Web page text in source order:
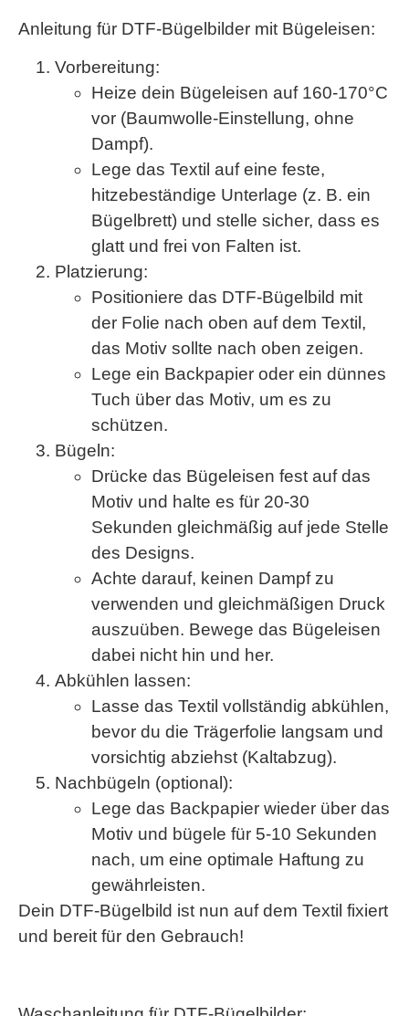
Anleitung für DTF-Bügelbilder mit Bügeleisen:
Vorbereitung:
Heize dein Bügeleisen auf 160-170°C
vor (Baumwolle-Einstellung, ohne
Dampf).
Lege das Textil auf eine feste,
hitzebeständige Unterlage (z. B. ein
Bügelbrett) und stelle sicher, dass es
glatt und frei von Falten ist.
Platzierung:
Positioniere das DTF-Bügelbild mit
der Folie nach oben auf dem Textil,
das Motiv sollte nach oben zeigen.
Lege ein Backpapier oder ein dünnes
Tuch über das Motiv, um es zu
schützen.
Bügeln:
Drücke das Bügeleisen fest auf das
Motiv und halte es für 20-30
Sekunden gleichmäßig auf jede Stelle
des Designs.
Achte darauf, keinen Dampf zu
verwenden und gleichmäßigen Druck
auszuüben. Bewege das Bügeleisen
dabei nicht hin und her.
Abkühlen lassen:
Lasse das Textil vollständig abkühlen,
bevor du die Trägerfolie langsam und
vorsichtig abziehst (Kaltabzug).
Nachbügeln (optional):
Lege das Backpapier wieder über das
Motiv und bügele für 5-10 Sekunden
nach, um eine optimale Haftung zu
gewährleisten.
Dein DTF-Bügelbild ist nun auf dem Textil fixiert
und bereit für den Gebrauch!